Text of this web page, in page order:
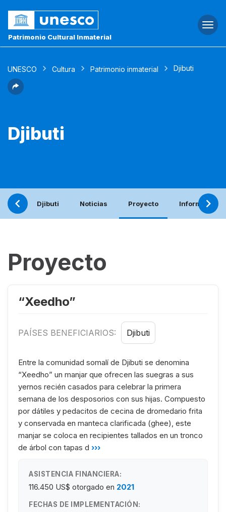
Patrimonio Cultural Inmaterial
UNESCO Cultura Patrimonio inmaterial Djibuti
Djibuti
Djibuti Noticias Proyecto Informe
Proyecto
“Xeedho”
PAÍSES BENEFICIARIOS: Djibuti
Entre la comunidad somalí de Djibuti se denomina
“Xeedho” un manjar que ofrecen las suegras a sus
yernos recién casados para celebrar la primera
semana de los desposorios con sus hijas. Compuesto
por dátiles y pedacitos de cecina de dromedario frita
y conservada en manteca clarificada (ghee), este
manjar se coloca en recipientes tallados en un tronco
de árbol con tapas d ›››
ASISTENCIA FINANCIERA:
116.450 US$ otorgado en 2021
FECHAS DE IMPLEMENTACIÓN: